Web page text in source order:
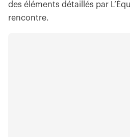
des éléments détaillés par
rencontre.